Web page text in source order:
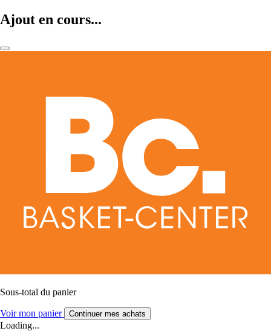
Ajout en cours...
Sous-total du panier
Voir mon panier Continuer mes achats
Loading...